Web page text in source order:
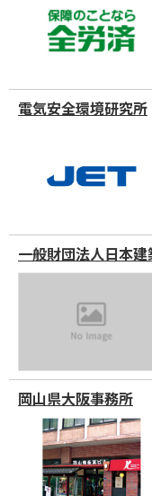
電気安全環境研究所
一般財団法人日本建
岡山県大阪事務所